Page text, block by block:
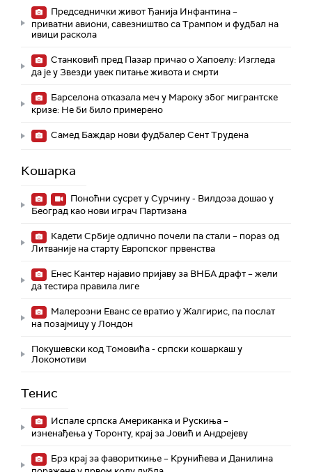
Председнички живот Ђанија Инфантина –
приватни авиони, савезништво са Трампом и фудбал на
ивици раскола
Станковић пред Пазар причао о Хапоелу: Изгледа
да је у Звезди увек питање живота и смрти
Барселона отказала меч у Мароку због мигрантске
кризе: Не би било примерено
Самед Баждар нови фудбалер Сент Трудена
Кошарка
Поноћни сусрет у Сурчину - Вилдоза дошао у
Београд као нови играч Партизана
Кадети Србије одлично почели па стали – пораз од
Литваније на старту Европског првенства
Енес Кантер најавио пријаву за ВНБА драфт – жели
да тестира правила лиге
Малерозни Еванс се вратио у Жалгирис, па послат
на позајмицу у Лондон
Покушевски код Томовића - српски кошаркаш у
Локомотиви
Тенис
Испале српска Американка и Рускиња –
изненађења у Торонту, крај за Јовић и Андрејеву
Брз крај за фавориткиње – Крунићева и Данилина